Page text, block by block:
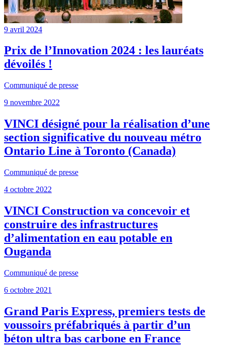
9 avril 2024
Prix de l’Innovation 2024 : les lauréats
dévoilés !
Communiqué de presse
9 novembre 2022
VINCI désigné pour la réalisation d’une
section significative du nouveau métro
Ontario Line à Toronto (Canada)
Communiqué de presse
4 octobre 2022
VINCI Construction va concevoir et
construire des infrastructures
d’alimentation en eau potable en
Ouganda
Communiqué de presse
6 octobre 2021
Grand Paris Express, premiers tests de
voussoirs préfabriqués à partir d’un
béton ultra bas carbone en France